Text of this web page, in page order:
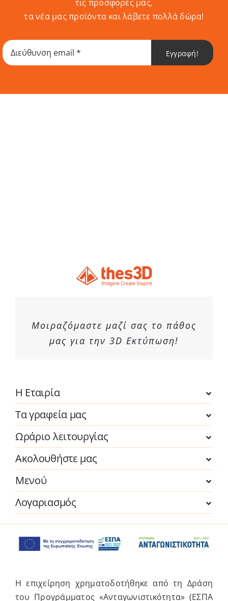
τις προσφορές μας,
τα νέα μας προϊόντα και λάβετε πολλά δώρα!
Εγγραφή!
Μοιραζόμαστε μαζί σας το πάθος
μας για την 3D Εκτύπωση!
Η Εταιρία
Τα γραφεία μας
Ωράριο λειτουργίας
Ακολουθήστε μας
Μενού
Λογαριασμός
Η επιχείρηση χρηματοδοτήθηκε από τη Δράση
του Προγράμματος «Ανταγωνιστικότητα» (ΕΣΠΑ